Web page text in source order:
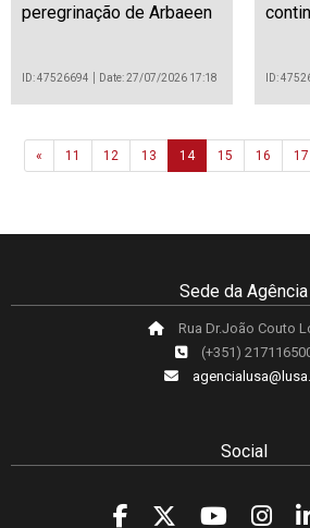
peregrinação de Arbaeen
ID: 47526694 Date: 27/07/2026 17:18 ID:
«Previous
11 12 13 14 15 16 17
Sede da Agência
Rua Dr.João Couto
(+351)
Social